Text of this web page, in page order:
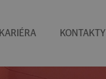
KARIÉRA KONTAKTY